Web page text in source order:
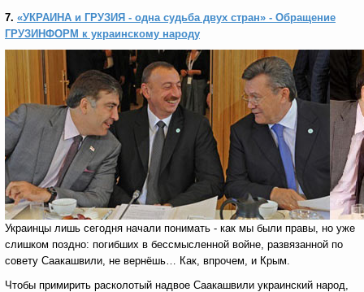
7. «УКРАИНА и ГРУЗИЯ - одна судьба двух стран» - Обращение
ГРУЗИНФОРМ к украинскому народу
Украинцы лишь сегодня начали понимать - как мы были правы, но уже
слишком поздно: погибших в бессмысленной войне, развязанной по
совету Саакашвили, не вернёшь… Как, впрочем, и Крым.
Чтобы примирить расколотый надвое Саакашвили украинский народ,